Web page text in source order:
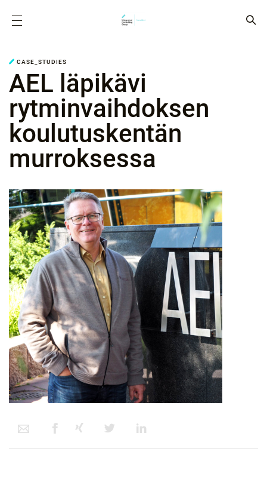
CASE_STUDIES
AEL läpikävi
rytminvaihdoksen
koulutuskentän
murroksessa